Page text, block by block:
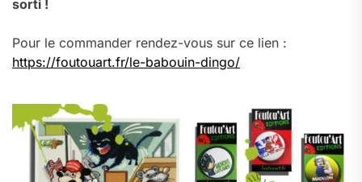
sorti !
Pour le commander rendez-vous sur ce lien :
https://foutouart.fr/le-babouin-dingo/